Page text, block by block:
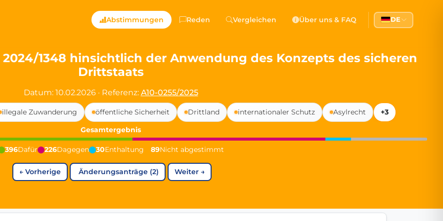
Directly Shaping Democracy
political party in Germany dedicated to digital democracy, government transparency, and citizen
PdF co-founder
youngest mayor at 19 years old
democracy").
Abstimmungen Reden Vergleichen Über uns & FAQ DE
1348 hinsichtlich der Anwendung des Konzepts des sicheren
Drittstaats
Datum: 10.02.2026 · Referenz: A10-0255/2025
illegale Zuwanderung öffentliche Sicherheit Drittland internationaler Schutz Asylrecht
+3
Gesamtergebnis
396Dafür 226Dagegen 30Enthaltung 89Nicht abgestimmt
← Vorherige Änderungsanträge (2) Weiter→